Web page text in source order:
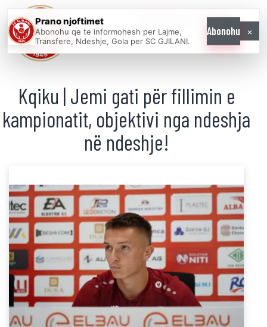
ONE
Kqiku | Jemi gati për fillimin e
kampionatit, objektivi nga ndeshja
në ndeshje!
Prano njoftimet
Abonohu qe te informohesh per Lajme,
Transfere, Ndeshje, Gola per SC GJILANI.
Abonohu ×